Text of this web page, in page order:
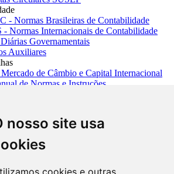
nosso site usa
cookies e outras
- Normas Brasileiras de Contabilidade
- Normas Internacionais de Contabilidade
Governamentais
Auxiliares
de Câmbio e Capital Internacional
de Normas e Instruções
de Títulos e Valores Mobiliários
de Crédito Rural
de Organização do SFN
de Supervisão Bancária
de Documentos
- Classificação Nacional de
do BCB